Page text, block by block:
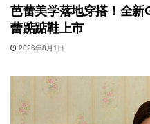
芭蕾美学落地穿搭！全
蕾踮踮鞋上市
2026年8月1日